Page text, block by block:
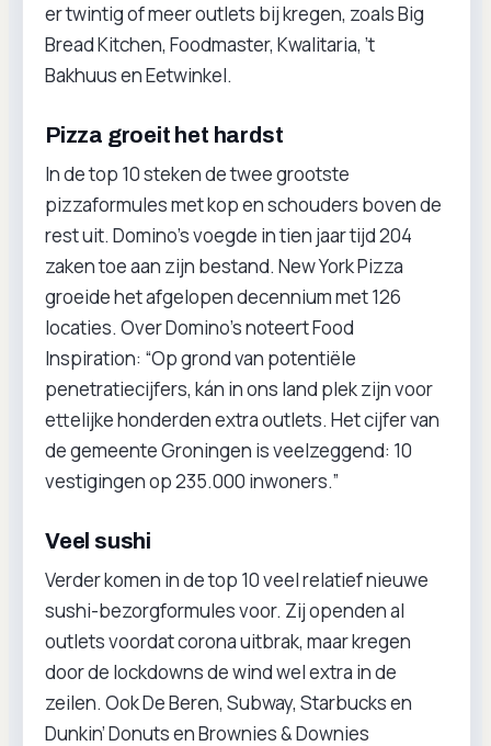
er twintig of meer outlets bij kregen, zoals Big
Bread Kitchen, Foodmaster, Kwalitaria, ’t
Bakhuus en Eetwinkel.
Pizza groeit het hardst
In de top 10 steken de twee grootste
pizzaformules met kop en schouders boven de
rest uit. Domino’s voegde in tien jaar tijd 204
zaken toe aan zijn bestand. New York Pizza
groeide het afgelopen decennium met 126
locaties. Over Domino’s noteert Food
Inspiration: “Op grond van potentiële
penetratiecijfers, kán in ons land plek zijn voor
ettelijke honderden extra outlets. Het cijfer van
de gemeente Groningen is veelzeggend: 10
vestigingen op 235.000 inwoners.”
Veel sushi
Verder komen in de top 10 veel relatief nieuwe
sushi-bezorgformules voor. Zij openden al
outlets voordat corona uitbrak, maar kregen
door de lockdowns de wind wel extra in de
zeilen. Ook De Beren, Subway, Starbucks en
Dunkin’ Donuts en Brownies & Downies